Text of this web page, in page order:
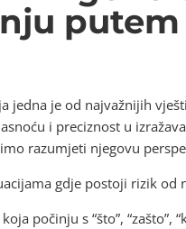
jedna je od najvažnijih
i preciznost u
razumjeti njegovu
gdje postoji rizik
počinju s “što”,